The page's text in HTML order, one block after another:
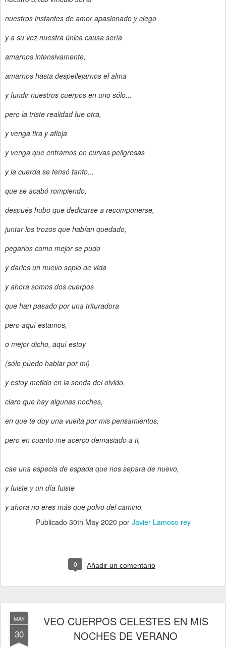
nuestros instantes de amor apasionado y ciego
y a su vez nuestra única causa sería
amarnos intensivamente,
amarnos hasta despellejarnos el alma
y fundir nuestros cuerpos en uno sólo...
pero la triste realidad fue otra,
y venga tira y afloja
y venga que entramos en curvas peligrosas
y la cuerda se tensó tanto...
que se acabó rompiendo,
después hubo que dedicarse a recomponerse,
juntar los trozos que habían quedado,
pegarlos como mejor se pudo
y darles un nuevo soplo de vida
y ahora somos dos cuerpos
que han pasado por una trituradora
pero aquí estamos,
o mejor dicho, aquí estoy
(sólo puedo hablar por mi)
y estoy metido en la senda del olvido,
claro que hay algunas noches,
en que te doy una vuelta por mis pensamientos,
pero en cuanto me acerco demasiado a ti,
cae una especia de espada que nos separa de nuevo,
y fuiste y un día fuiste
y ahora no eres más que polvo del camino.
Publicado 30th May 2020 por Javier Lamoso rey
0 Añadir un comentario
MAY
30
VEO CUERPOS CELESTES EN MIS
NOCHES DE VERANO